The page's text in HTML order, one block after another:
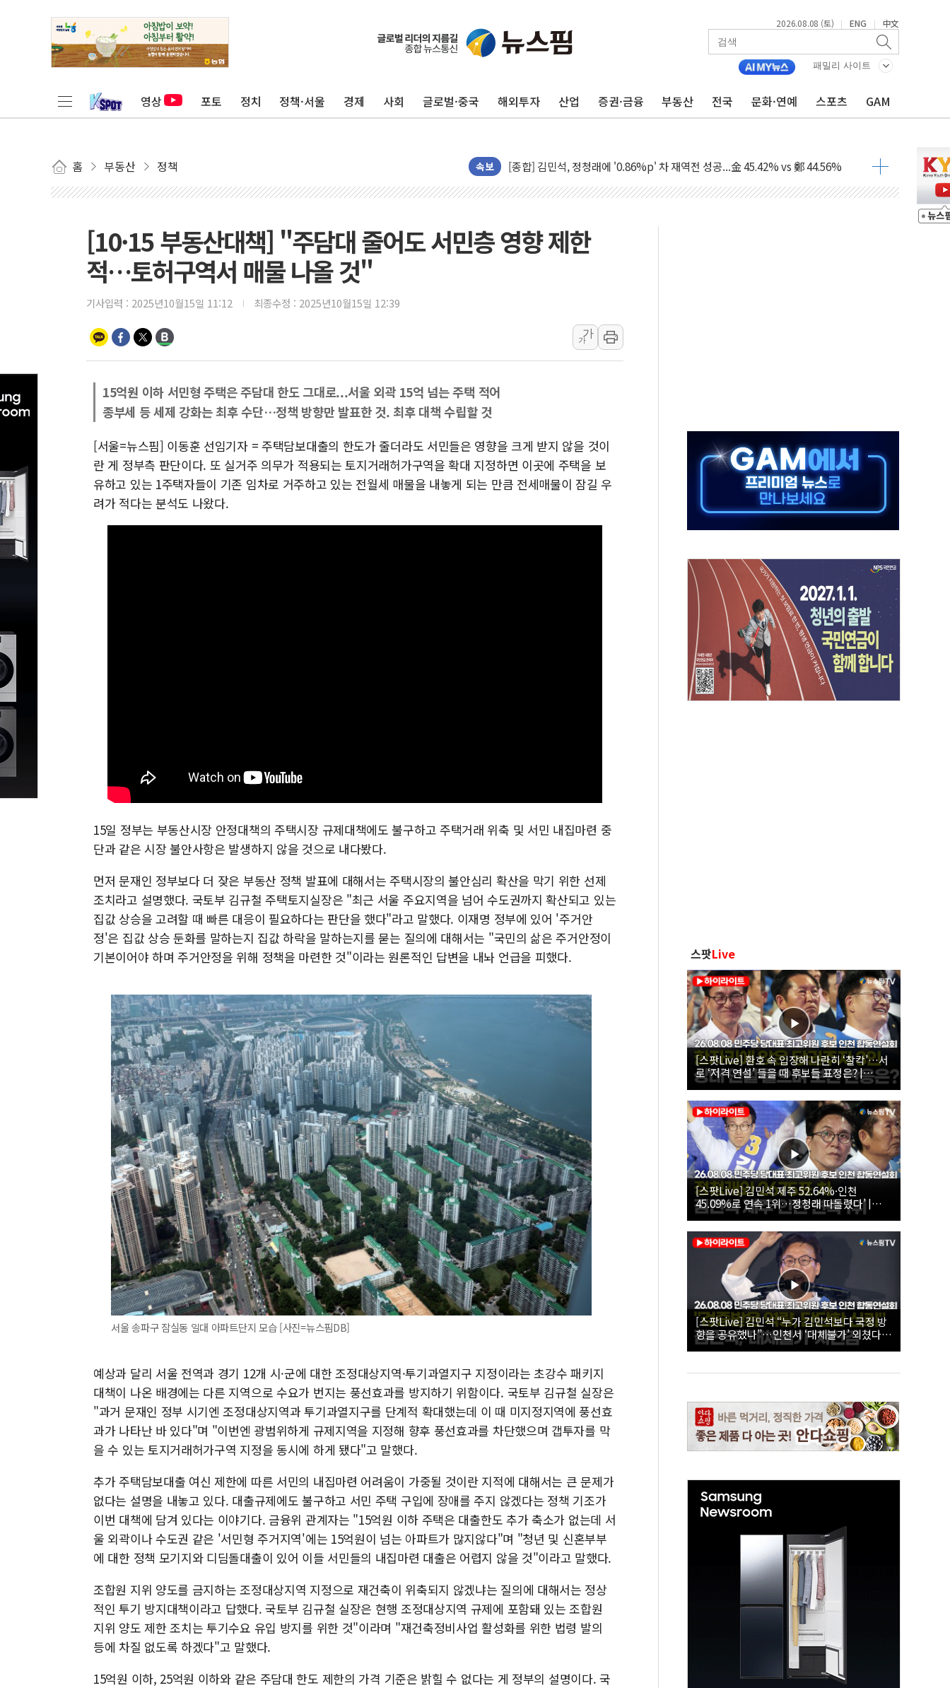
2026.08.08 (토) | ENG | 中文
패밀리 사이트
영상 포토 정치 정책·서울 경제 사회 글로벌·중국 해외투자 산업 증권·금융 부동산 전국 문화·연예 스포츠 GAM
홈 부동산 정책 속보
포항시 재난예산 40억 긴급 투입…고수온 양식장 복구·지원 '총력'
울진·영덕 '호우특보'-포항 '산사태 주의보'...경북도, 호우 피해·통제구간 없어
인천 합동연설회 나선 송영길·정청래·김민석 당대표 후보
김민석, 2주차 제주·인천 경선서 정청래에 승리...47.75% vs 42.08%
[속보] 민주, 제주·인천 경선 결과 발표...김민석 47.75% 정청래 42.08%
[속보] 민주, 인천 경선 결과 발표...김민석 45.09% 정청래 43.27% 송영길 11.63%
강릉·동해·삼척 시간당 최대 50㎜ 폭우…강원 동해안 강한 비 이어져
폐기물 수거하다 참변…60대 환경미화원 수거차에 치여 사망
추미애, '위안부' 피해자 기림의 날 참석..."국제적 시민 연대로 목소리 내야"
인천 선재도 갯벌서 해루질 중 실종 60대 나흘만에 숨진 채 발견
인천서 말다툼 중 어머니 흉기 살해 10대 아들 체포
'화합' 꺼낸 김민석에 '뻔뻔' 받아친 정청래…제주 연설서 신경전 고조
[10·15 부동산대책] "주담대 줄어도 서민층 영향 제한
적…토허구역서 매물 나올 것"
기사입력 : 2025년10월15일 11:12 최종수정 : 2025년10월15일 12:39
가
가
15억원 이하 서민형 주택은 주담대 한도 그대로...서울 외곽 15억 넘는 주택 적어
종부세 등 세제 강화는 최후 수단…정책 방향만 발표한 것. 최후 대책 수립할 것
[서울=뉴스핌] 이동훈 선임기자 = 주택담보대출의 한도가 줄더라도 서민들은 영향을 크게 받지 않을 것이
란 게 정부측 판단이다. 또 실거주 의무가 적용되는 토지거래허가구역을 확대 지정하면 이곳에 주택을 보
유하고 있는 1주택자들이 기존 임차로 거주하고 있는 전월세 매물을 내놓게 되는 만큼 전세매물이 잠길 우
려가 적다는 분석도 나왔다.
15일 정부는 부동산시장 안정대책의 주택시장 규제대책에도 불구하고 주택거래 위축 및 서민 내집마련 중
단과 같은 시장 불안사항은 발생하지 않을 것으로 내다봤다.
먼저 문재인 정부보다 더 잦은 부동산 정책 발표에 대해서는 주택시장의 불안심리 확산을 막기 위한 선제
조치라고 설명했다. 국토부 김규철 주택토지실장은 "최근 서울 주요지역을 넘어 수도권까지 확산되고 있는
집값 상승을 고려할 때 빠른 대응이 필요하다는 판단을 했다"라고 말했다. 이재명 정부에 있어 '주거안
정'은 집값 상승 둔화를 말하는지 집값 하락을 말하는지를 묻는 질의에 대해서는 "국민의 삶은 주거안정이
기본이어야 하며 주거안정을 위해 정책을 마련한 것"이라는 원론적인 답변을 내놔 언급을 피했다.
서울 송파구 잠실동 일대 아파트단지 모습 [사진=뉴스핌DB]
예상과 달리 서울 전역과 경기 12개 시·군에 대한 조정대상지역·투기과열지구 지정이라는 초강수 패키지
대책이 나온 배경에는 다른 지역으로 수요가 번지는 풍선효과를 방지하기 위함이다. 국토부 김규철 실장은
"과거 문재인 정부 시기엔 조정대상지역과 투기과열지구를 단계적 확대했는데 이 때 미지정지역에 풍선효
과가 나타난 바 있다"며 "이번엔 광범위하게 규제지역을 지정해 향후 풍선효과를 차단했으며 갭투자를 막
을 수 있는 토지거래허가구역 지정을 동시에 하게 됐다"고 말했다.
추가 주택담보대출 여신 제한에 따른 서민의 내집마련 어려움이 가중될 것이란 지적에 대해서는 큰 문제가
없다는 설명을 내놓고 있다. 대출규제에도 불구하고 서민 주택 구입에 장애를 주지 않겠다는 정책 기조가
이번 대책에 담겨 있다는 이야기다. 금융위 관계자는 "15억원 이하 주택은 대출한도 추가 축소가 없는데 서
울 외곽이나 수도권 같은 '서민형 주거지역'에는 15억원이 넘는 아파트가 많지않다"며 "청년 및 신혼부부
에 대한 정책 모기지와 디딤돌대출이 있어 이들 서민들의 내집마련 대출은 어렵지 않을 것"이라고 말했다.
조합원 지위 양도를 금지하는 조정대상지역 지정으로 재건축이 위축되지 않겠냐는 질의에 대해서는 정상
적인 투기 방지대책이라고 답했다. 국토부 김규철 실장은 현행 조정대상지역 규제에 포함돼 있는 조합원
지위 양도 제한 조치는 투기수요 유입 방지를 위한 것"이라며 "재건축정비사업 활성화를 위한 법령 발의
등에 차질 없도록 하겠다"고 말했다.
15억원 이하, 25억원 이하와 같은 주담대 한도 제한의 가격 기준은 밝힐 수 없다는 게 정부의 설명이다. 국
스팟Live
[스팟Live] 환호 속 입장해 나란히 ‘찰칵’…서
로 ‘저격 연설’ 들을 때 후보들 표정은? |
26.08.08 더불어민주당 당대표·최고위원 후
보 인천 합동연설회
[스팟Live] 김민석 제주 52.64%·인천
45.09%로 연속 1위…정청래 따돌렸다’ |
26.08.08 더불어민주당 당대표·최고위원 후
보 인천 합동연설회
[스팟Live] 김민석 “누가 김민석보다 국정 방
향을 공유했나”…인천서 ‘대체불가’ 외쳤다 |
26.08.08 더불어민주당 당대표·최고위원 후